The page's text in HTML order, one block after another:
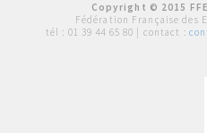
Copyright © 2015
Fédération Française des
tél : 01 39 44 65 80 | contact :